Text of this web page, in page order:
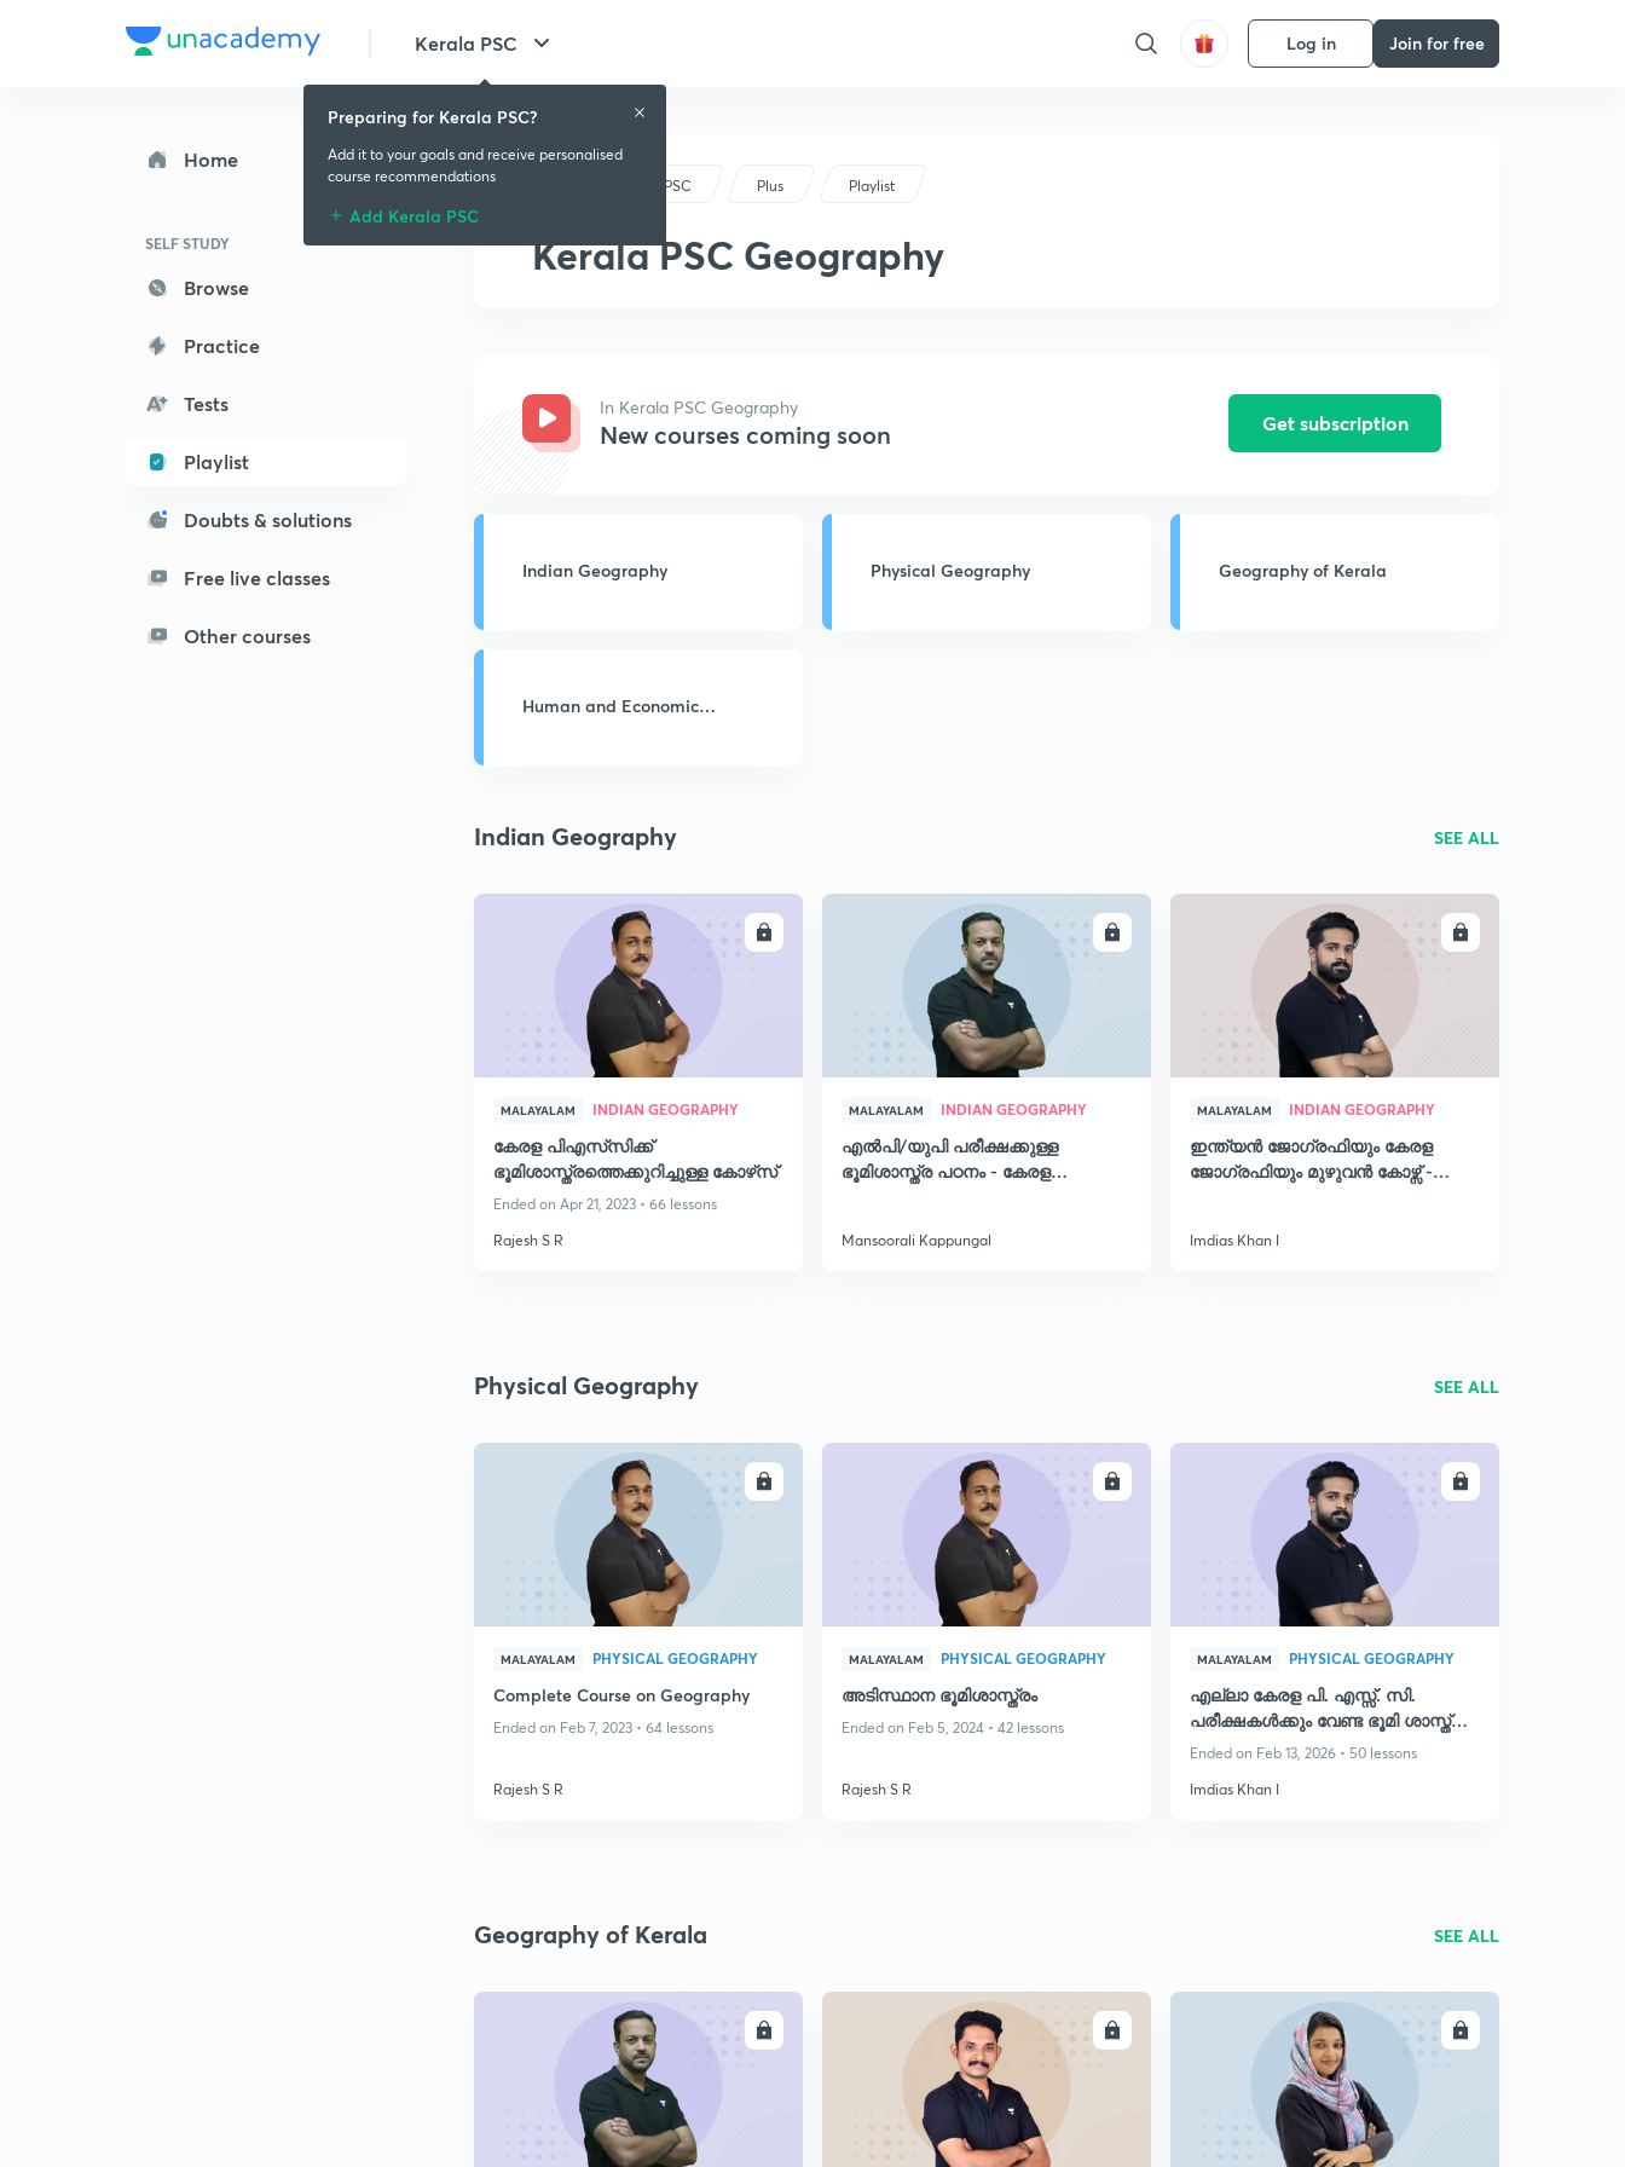
Kerala PSC Log in Join for free
Home
SELF STUDY
Browse
Practice
Tests
Playlist
Doubts & solutions
Free live classes
Other courses
Kerala PSC Plus Playlist
Kerala PSC Geography
In Kerala PSC Geography
New courses coming soon Get subscription
Indian Geography Physical Geography Geography of Kerala
Human and Economic
Indian Geography SEE ALL
MALAYALAM INDIAN GEOGRAPHY
കേരള പിഎസ്‌സിക്ക്
ഭൂമിശാസ്ത്രത്തെക്കുറിച്ചുള്ള കോഴ്‌സ്
Ended on Apr 21, 2023 • 66 lessons
Rajesh S R
MALAYALAM INDIAN GEOGRAPHY
എൽപി/യുപി പരീക്ഷക്കുള്ള
ഭൂമിശാസ്ത്ര പഠനം - കേരള
Mansoorali Kappungal
MALAYALAM INDIAN GEOGRAPHY
ഇന്ത്യൻ ജോഗ്രഫിയും കേരള
ജോഗ്രഫിയും മുഴുവൻ കോഴ്സ് -
Imdias Khan I
Physical Geography SEE ALL
MALAYALAM PHYSICAL GEOGRAPHY
Complete Course on Geography
Ended on Feb 7, 2023 • 64 lessons
Rajesh S R
MALAYALAM PHYSICAL GEOGRAPHY
അടിസ്ഥാന ഭൂമിശാസ്ത്രം
Ended on Feb 5, 2024 • 42 lessons
Rajesh S R
MALAYALAM PHYSICAL GEOGRAPHY
എല്ലാ കേരള പി. എസ്സ്. സി.
പരീക്ഷകൾക്കും വേണ്ട ഭൂമി ശാസ്ത്രം
സമ്പൂർണ്ണ കോഴ്സ്
Ended on Feb 13, 2026 • 50 lessons
Imdias Khan I
Geography of Kerala SEE ALL
ENROLL
Preparing for Kerala PSC?
Add it to your goals and receive personalised
course recommendations
Add Kerala PSC